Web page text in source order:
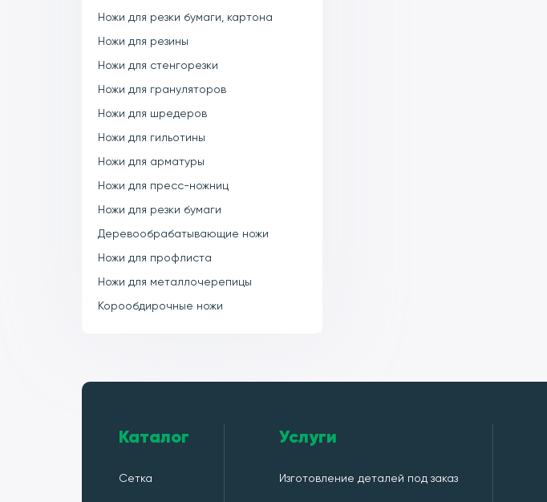
Ножи для резки бумаги, картона
Ножи для резины
Ножи для стенгорезки
Ножи для грануляторов
Ножи для шредеров
Ножи для гильотины
Ножи для арматуры
Ножи для пресс-ножниц
Ножи для резки бумаги
Деревообрабатывающие ножи
Ножи для профлиста
Ножи для металлочерепицы
Корообдирочные ножи
Каталог
Сетка
Услуги
Изготовление деталей под заказ